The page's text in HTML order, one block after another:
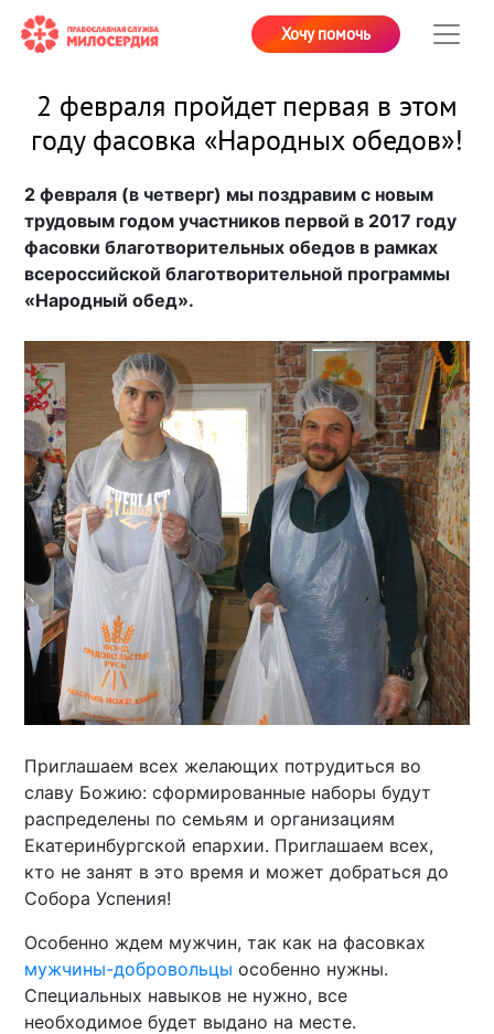
Хочу помочь
2 февраля пройдет первая в этом
году фасовка «Народных обедов»!
2 февраля (в четверг) мы поздравим с новым
трудовым годом участников первой в 2017 году
фасовки благотворительных обедов в рамках
всероссийской благотворительной программы
«Народный обед».
Приглашаем всех желающих потрудиться во
славу Божию: сформированные наборы будут
распределены по семьям и организациям
Екатеринбургской епархии. Приглашаем всех,
кто не занят в это время и может добраться до
Собора Успения!
Особенно ждем мужчин, так как на фасовках
мужчины-добровольцы особенно нужны.
Специальных навыков не нужно, все
необходимое будет выдано на месте.